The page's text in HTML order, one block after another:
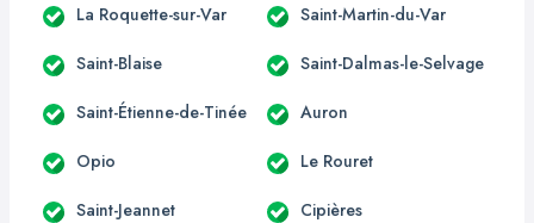
La Roquette-sur-Var Saint-Martin-du-Var
Saint-Blaise Saint-Dalmas-le-Selvage
Saint-Étienne-de-Tinée Auron
Opio Le Rouret
Saint-Jeannet Cipières